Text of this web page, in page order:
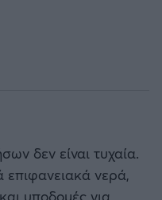
δεν είναι τυχαία.
νερά,
υποδομές για